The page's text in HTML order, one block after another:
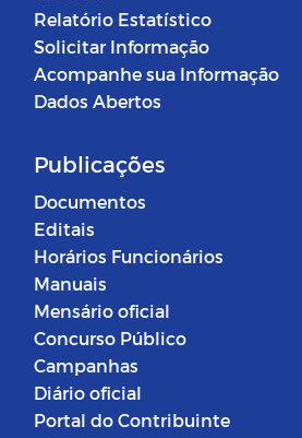
Relatório Estatístico
Solicitar Informação
Acompanhe sua Informação
Dados Abertos
Publicações
Documentos
Editais
Horários Funcionários
Manuais
Mensário oficial
Concurso Público
Campanhas
Diário oficial
Portal do Contribuinte